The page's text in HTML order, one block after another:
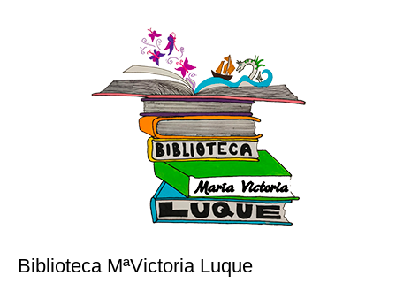
Biblioteca MªVictoria Luque